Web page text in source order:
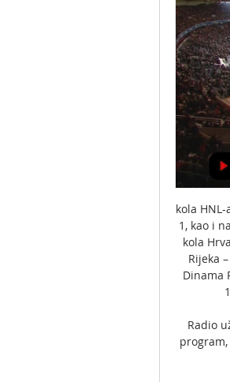
kola
1, kao i
kola
Rijeka
Dinama
Radio
program,